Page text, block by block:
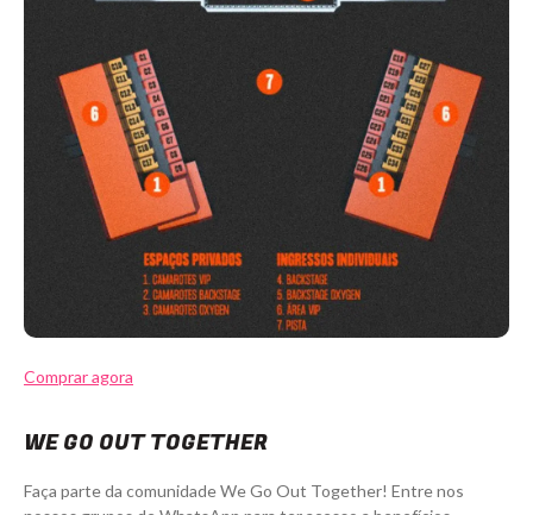
Comprar agora
WE GO OUT TOGETHER
Faça parte da comunidade We Go Out Together! Entre nos